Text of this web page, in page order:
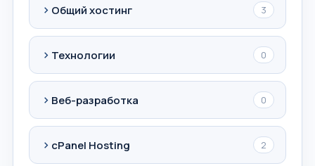
Общий хостинг 3
Технологии 0
Веб-разработка 0
cPanel Hosting 2